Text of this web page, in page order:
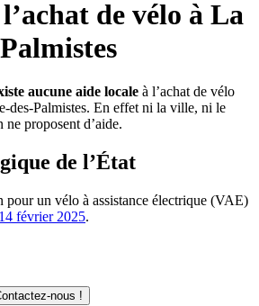
de vélo à La
aucune aide locale à l’achat de vélo
des-Palmistes. En effet ni la ville, ni le
proposent d’aide.
de l’État
pour un vélo à assistance électrique (VAE)
février 2025.
nous !